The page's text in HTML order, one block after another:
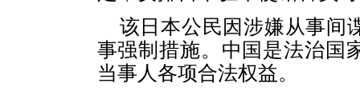
该日本公民因涉嫌从事间
事强制措施。中国是法治国
当事人各项合法权益。